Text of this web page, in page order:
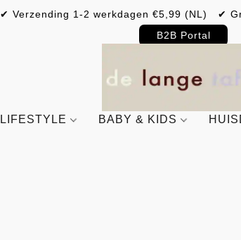
✔ Verzending 1-2 werkdagen €5,99 (NL) ✔
B2B Portal
LIFESTYLE BABY & KIDS